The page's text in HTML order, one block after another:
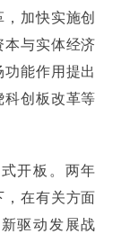
加快实施创
与实体经济
能作用提出
创板改革等
开板。两年
在有关方面
驱动发展战